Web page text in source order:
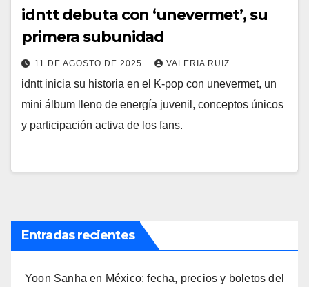
idntt debuta con ‘unevermet’, su
primera subunidad
11 DE AGOSTO DE 2025 VALERIA RUIZ
idntt inicia su historia en el K-pop con unevermet, un
mini álbum lleno de energía juvenil, conceptos únicos
y participación activa de los fans.
Entradas recientes
Yoon Sanha en México: fecha, precios y boletos del